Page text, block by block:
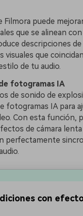
Filmora puede
que se alinean
descripciones
visuales que
de tu audio.
fotogramas IA
de sonido de
fotogramas IA para
Con esta función,
de cámara lenta
perfectamente
con